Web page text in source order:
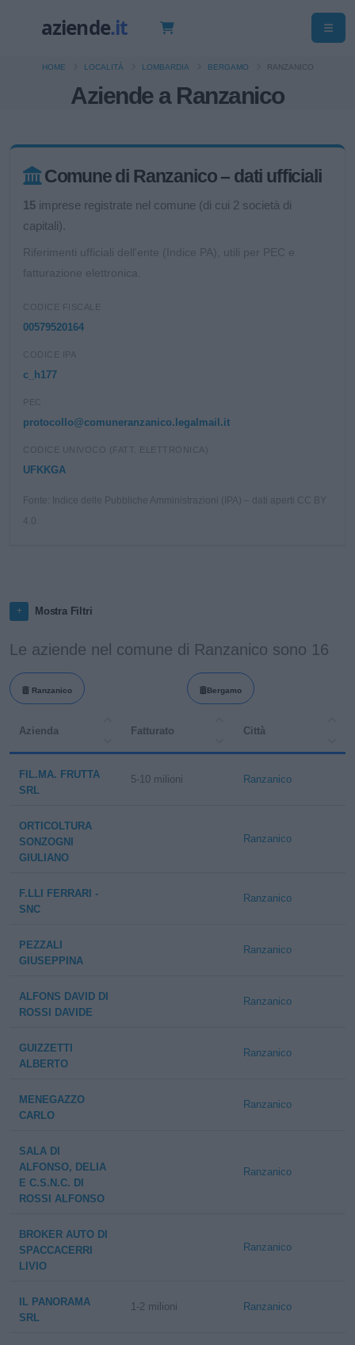
Aziende a Ranzanico
HOME LOCALITÀ LOMBARDIA BERGAMO RANZANICO
Comune di Ranzanico – dati ufficiali
15 imprese registrate nel comune (di cui 2 società di
capitali).
Riferimenti ufficiali dell'ente (Indice PA), utili per PEC e
fatturazione elettronica.
CODICE FISCALE
00579520164
CODICE IPA
c_h177
PEC
protocollo@comuneranzanico.legalmail.it
CODICE UNIVOCO (FATT. ELETTRONICA)
UFKKGA
Fonte: Indice delle Pubbliche Amministrazioni (IPA) – dati aperti CC BY
Mostra Filtri
Le aziende nel comune di Ranzanico sono 16
Ranzanico Bergamo
Azienda Fatturato Città
FIL.MA. FRUTTA
SRL
5-10 milioni Ranzanico
ORTICOLTURA
SONZOGNI
GIULIANO
Ranzanico
F.LLI FERRARI -
SNC
Ranzanico
PEZZALI
GIUSEPPINA
Ranzanico
ALFONS DAVID DI
ROSSI DAVIDE
Ranzanico
GUIZZETTI
ALBERTO
Ranzanico
MENEGAZZO
CARLO
Ranzanico
SALA DI
ALFONSO, DELIA
E C.S.N.C. DI
ROSSI ALFONSO
Ranzanico
BROKER AUTO DI
SPACCACERRI
LIVIO
Ranzanico
IL PANORAMA
SRL
1-2 milioni Ranzanico